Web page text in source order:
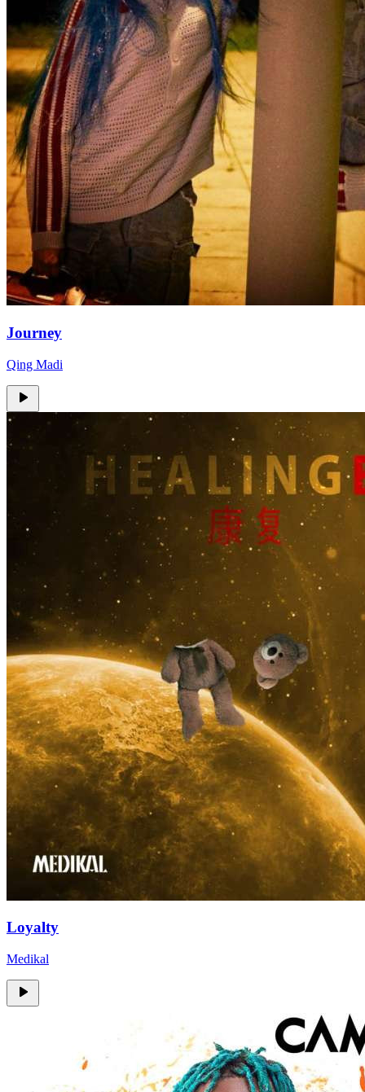
Journey
Qing Madi
Loyalty
Medikal